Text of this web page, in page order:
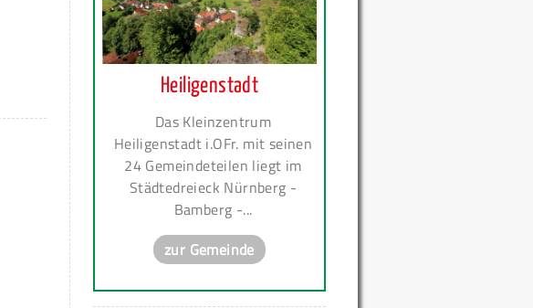
Heiligenstadt
Das Kleinzentrum
Heiligenstadt i.OFr. mit seinen
24 Gemeindeteilen liegt im
Städtedreieck Nürnberg -
Bamberg -...
zur Gemeinde